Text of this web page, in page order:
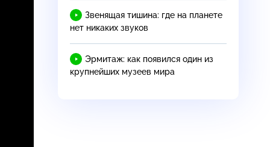
Звенящая тишина: где на планете
нет никаких звуков
Эрмитаж: как появился один из
крупнейших музеев мира